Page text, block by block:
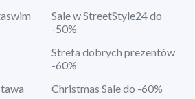
Sale w StreetStyle24 do
-50%
Strefa dobrych prezentów
-60%
Christmas Sale do -60%